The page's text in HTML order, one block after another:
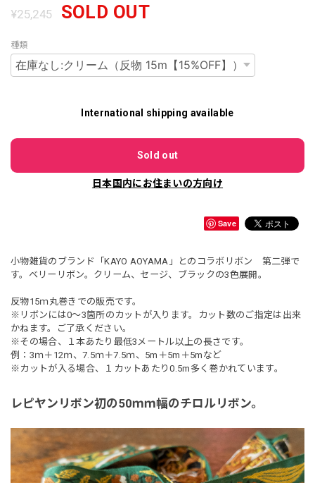
¥25,245 SOLD OUT
種類
International shipping available
Sold out
日本国内にお住まいの方向け
Save
小物雑貨のブランド「KAYO AOYAMA」とのコラボリボン 第二弾で
す。ベリーリボン。クリーム、セージ、ブラックの3色展開。
反物15ｍ丸巻きでの販売です。
※リボンには0～3箇所のカットが入ります。カット数のご指定は出来
かねます。ご了承ください。
※その場合、１本あたり最低3メートル以上の長さです。
例：3ｍ＋12ｍ、7.5ｍ＋7.5ｍ、5m＋5m＋5mなど
※カットが入る場合、１カットあたり0.5m多く巻かれています。
レピヤンリボン初の50ｍｍ幅のチロルリボン。